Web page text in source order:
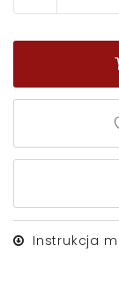
Instrukcja